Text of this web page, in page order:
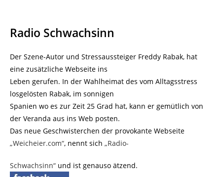
Radio Schwachsinn
Der Szene-Autor und Stressaussteiger Freddy Rabak, hat
eine zusätzliche Webseite ins
Leben gerufen. In der Wahlheimat des vom Alltagsstress
losgelösten Rabak, im sonnigen
Spanien wo es zur Zeit 25 Grad hat, kann er gemütlich von
der Veranda aus ins Web posten.
Das neue Geschwisterchen der provokante Webseite
„Weicheier.com“, nennt sich „Radio-
Schwachsinn“ und ist genauso ätzend.